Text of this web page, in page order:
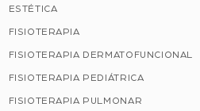
ESTÉTICA
FISIOTERAPIA
FISIOTERAPIA DERMATOFUNCIONAL
FISIOTERAPIA PEDIÁTRICA
FISIOTERAPIA PULMONAR